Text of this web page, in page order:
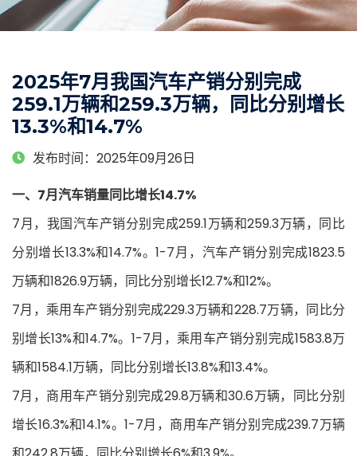
2025年7月我国汽车产销分别完成
259.1万辆和259.3万辆，同比分别增长
13.3%和14.7%
发布时间：2025年09月26日
一、7月汽车销量同比增长14.7%
7月，我国汽车产销分别完成259.1万辆和259.3万辆，同比
分别增长13.3%和14.7%。1-7月，汽车产销分别完成1823.5
万辆和1826.9万辆，同比分别增长12.7%和12%。
7月，乘用车产销分别完成229.3万辆和228.7万辆，同比分
别增长13%和14.7%。1-7月，乘用车产销分别完成1583.8万
辆和1584.1万辆，同比分别增长13.8%和13.4%。
7月，商用车产销分别完成29.8万辆和30.6万辆，同比分别
增长16.3%和14.1%。1-7月，商用车产销分别完成239.7万辆